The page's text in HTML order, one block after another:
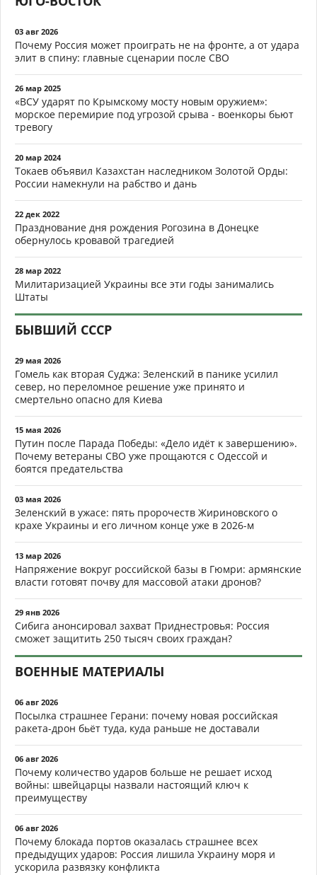
03 авг 2026
Почему Россия может проиграть не на фронте, а от удара
элит в спину: главные сценарии после СВО
26 мар 2025
«ВСУ ударят по Крымскому мосту новым оружием»:
морское перемирие под угрозой срыва - военкоры бьют
тревогу
20 мар 2024
Токаев объявил Казахстан наследником Золотой Орды:
России намекнули на рабство и дань
22 дек 2022
Празднование дня рождения Рогозина в Донецке
обернулось кровавой трагедией
28 мар 2022
Милитаризацией Украины все эти годы занимались
Штаты
БЫВШИЙ СССР
29 мая 2026
Гомель как вторая Суджа: Зеленский в панике усилил
север, но переломное решение уже принято и
смертельно опасно для Киева
15 мая 2026
Путин после Парада Победы: «Дело идёт к завершению».
Почему ветераны СВО уже прощаются с Одессой и
боятся предательства
03 мая 2026
Зеленский в ужасе: пять пророчеств Жириновского о
крахе Украины и его личном конце уже в 2026-м
13 мар 2026
Напряжение вокруг российской базы в Гюмри: армянские
власти готовят почву для массовой атаки дронов?
29 янв 2026
Сибига анонсировал захват Приднестровья: Россия
сможет защитить 250 тысяч своих граждан?
ВОЕННЫЕ МАТЕРИАЛЫ
06 авг 2026
Посылка страшнее Герани: почему новая российская
ракета-дрон бьёт туда, куда раньше не доставали
06 авг 2026
Почему количество ударов больше не решает исход
войны: швейцарцы назвали настоящий ключ к
преимуществу
06 авг 2026
Почему блокада портов оказалась страшнее всех
предыдущих ударов: Россия лишила Украину моря и
ускорила развязку конфликта